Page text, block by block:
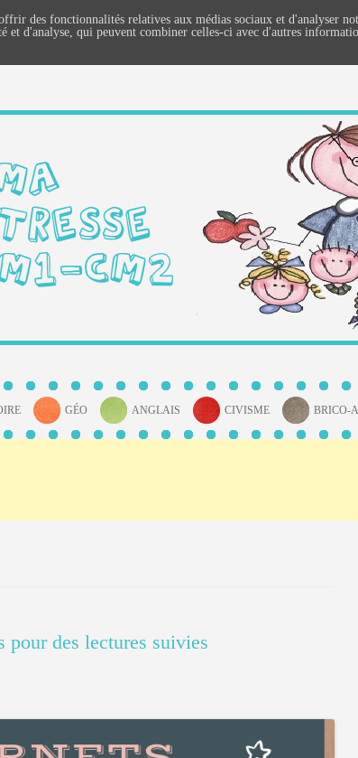
CM2
GÉO ANGLAIS CIVISME BRICO-
pour des lectures suivies
des fonctionnalités relatives aux médias sociaux et d'analyser
et d'analyse, qui peuvent combiner celles-ci avec d'autres